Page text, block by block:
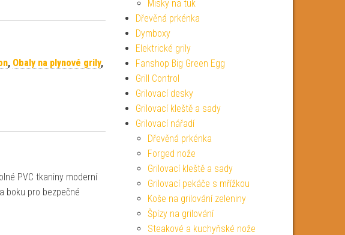
, Obaly na plynové grily,
PVC tkaniny moderní
boku pro bezpečné
Misky na tuk
Dřevěná prkénka
Dymboxy
Elektrické grily
Fanshop Big Green Egg
Grill Control
Grilovací desky
Grilovací kleště a sady
Grilovací nářadí
Dřevěná prkénka
Forged nože
Grilovací kleště a sady
Grilovací pekáče s mřížkou
Koše na grilování zeleniny
Špízy na grilování
Steakové a kuchyňské nože